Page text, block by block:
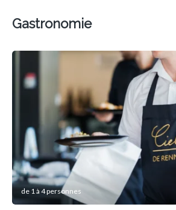
Gastronomie
de 1 à 4 personnes